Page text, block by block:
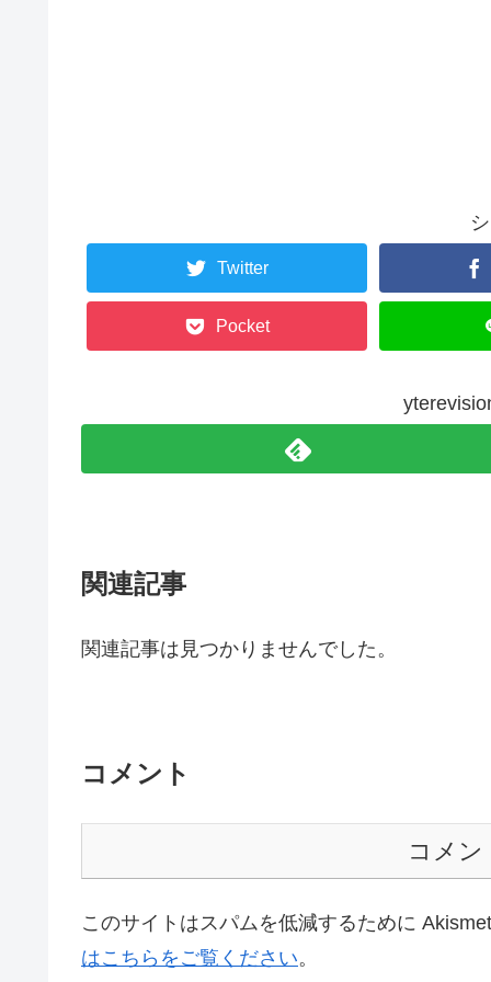
Twitter
Pocket
関連記事
関連記事は見つかりませんでした。
コメント
コメン
このサイトはスパムを低減するために
はこちらをご覧ください。